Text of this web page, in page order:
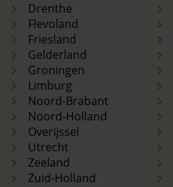
Drenthe
Flevoland
Friesland
Gelderland
Groningen
Limburg
Noord-Brabant
Noord-Holland
Overijssel
Utrecht
Zeeland
Zuid-Holland